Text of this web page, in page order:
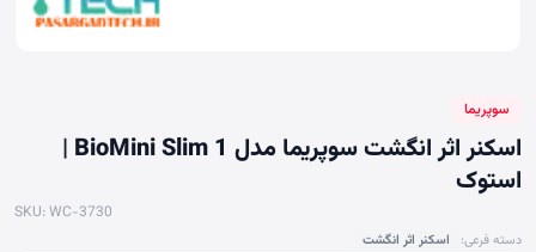
سوپریما
اسکنر اثر انگشت سوپریما مدل BioMini Slim 1 |
استوک
SKU: WC-3730
دسته فرعی: اسکنر اثر انگشت